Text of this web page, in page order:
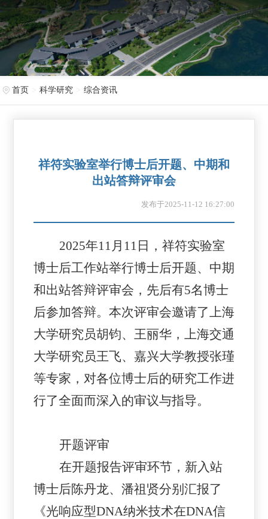
首页 科学研究 综合资讯
祥符实验室举行博士后开题、中期和
出站答辩评审会
发布于2025-11-12 16:27:00
2025年11月11日，祥符实验室
博士后工作站举行博士后开题、中期
和出站答辩评审会，先后有5名博士
后参加答辩。本次评审会邀请了上海
大学研究员胡钧、王丽华，上海交通
大学研究员王飞、嘉兴大学教授张瑾
等专家，对各位博士后的研究工作进
行了全面而深入的审议与指导。
开题评审
在开题报告评审环节，新入站
博士后陈丹龙、潘祖贤分别汇报了
《光响应型DNA纳米技术在DNA信